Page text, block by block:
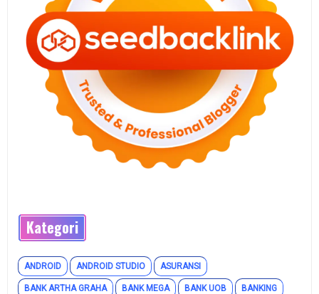
Kategori
ANDROID ANDROID STUDIO ASURANSI
BANK ARTHA GRAHA BANK MEGA BANK UOB BANKING